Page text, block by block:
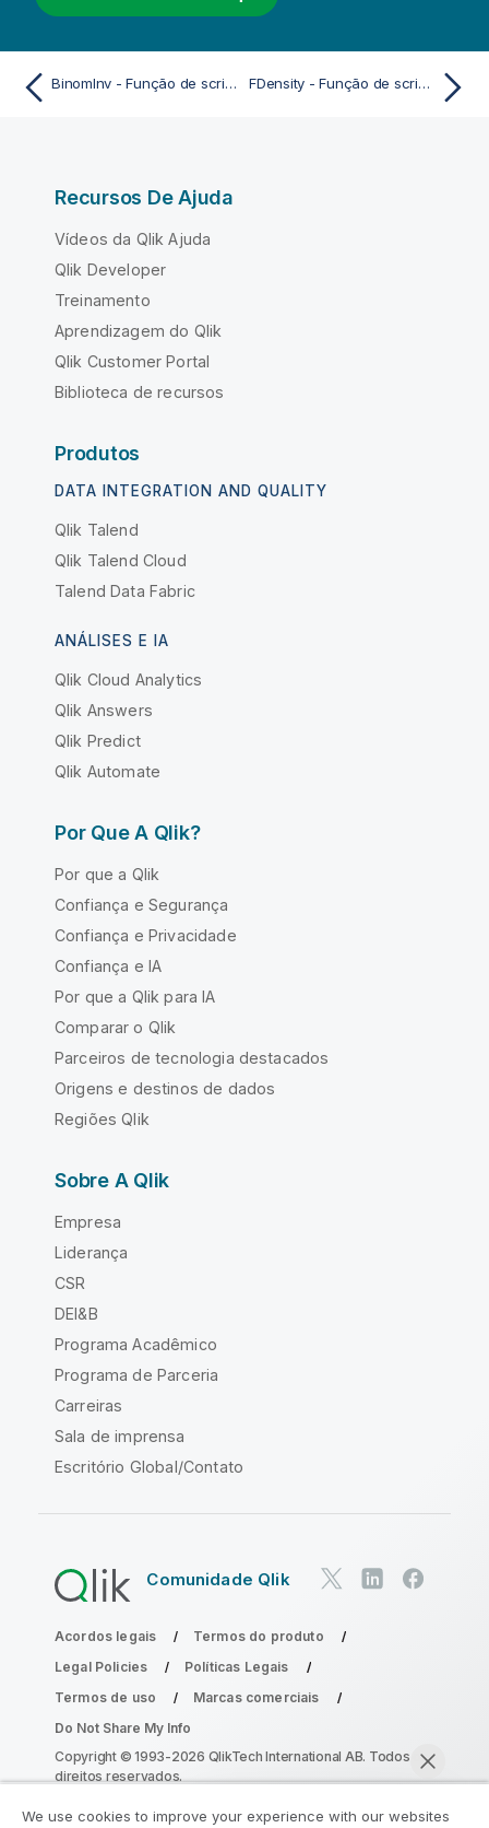
BinomInv - Função de script e de gráfico FDensity - Função de script e de gráfico
Recursos De Ajuda
Vídeos da Qlik Ajuda
Qlik Developer
Treinamento
Aprendizagem do Qlik
Qlik Customer Portal
Biblioteca de recursos
Produtos
DATA INTEGRATION AND QUALITY
Qlik Talend
Qlik Talend Cloud
Talend Data Fabric
ANÁLISES E IA
Qlik Cloud Analytics
Qlik Answers
Qlik Predict
Qlik Automate
Por Que A Qlik?
Por que a Qlik
Confiança e Segurança
Confiança e Privacidade
Confiança e IA
Por que a Qlik para IA
Comparar o Qlik
Parceiros de tecnologia destacados
Origens e destinos de dados
Regiões Qlik
Sobre A Qlik
Empresa
Liderança
CSR
DEI&B
Programa Acadêmico
Programa de Parceria
Carreiras
Sala de imprensa
Escritório Global/Contato
Comunidade Qlik
Acordos legais
Termos do produto
Legal Policies
Políticas Legais
Termos de uso
Marcas comerciais
Do Not Share My Info
Copyright © 1993-2026 QlikTech International AB. Todos os
direitos reservados.
We use cookies to improve your experience with our websites